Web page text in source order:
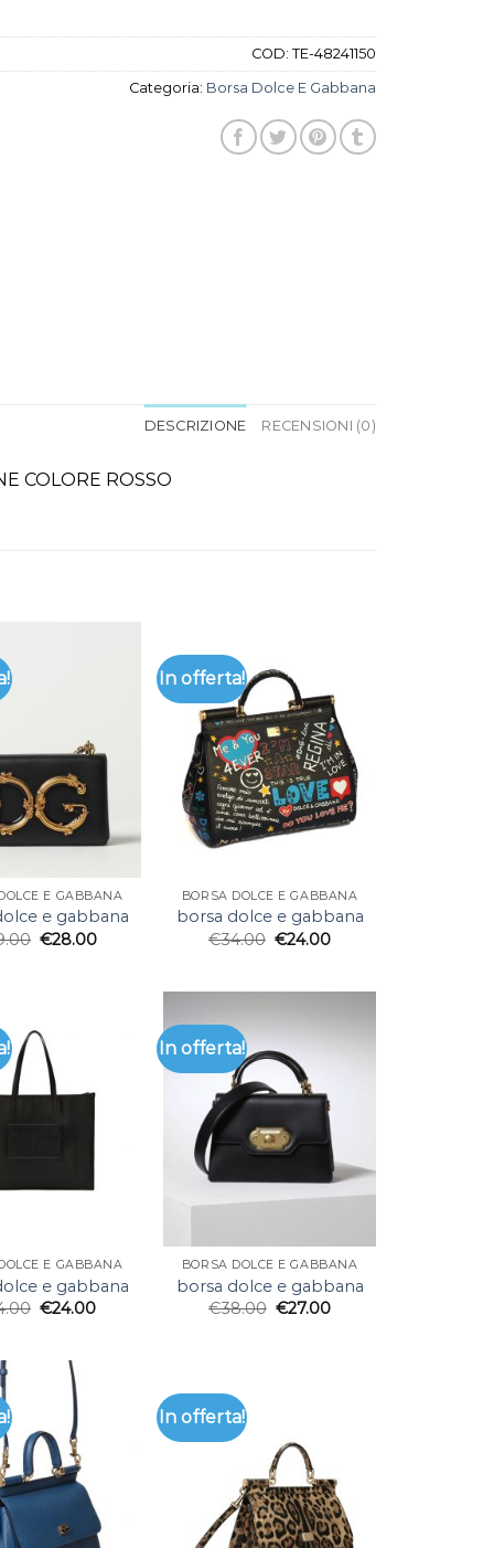
COD: TE-48241150
Categoria: Borsa Dolce E Gabbana
DESCRIZIONE RECENSIONI (0)
COLORE ROSSO
E GABBANA
e gabbana
€28.00
In offerta!
BORSA DOLCE E GABBANA
borsa dolce e gabbana
€34.00 €24.00
E GABBANA
e gabbana
€24.00
In offerta!
BORSA DOLCE E GABBANA
borsa dolce e gabbana
€38.00 €27.00
In offerta!